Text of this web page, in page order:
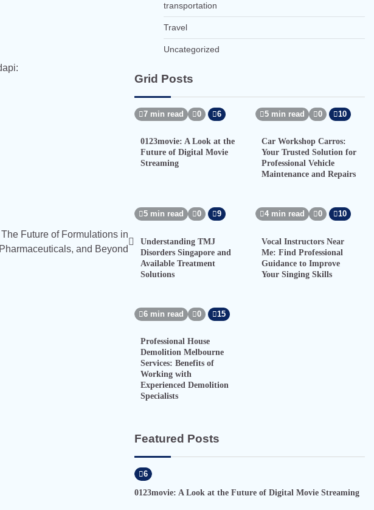
Future of Formulations in
and Beyond
transportation
Travel
Uncategorized
Grid Posts
7 min read 0 6
0123movie: A Look at the
Future of Digital Movie
Streaming
5 min read 0 10
Car Workshop Carros:
Your Trusted Solution for
Professional Vehicle
Maintenance and Repairs
5 min read 0 9
Understanding TMJ
Disorders Singapore and
Available Treatment
Solutions
4 min read 0 10
Vocal Instructors Near
Me: Find Professional
Guidance to Improve
Your Singing Skills
6 min read 0 15
Professional House
Demolition Melbourne
Services: Benefits of
Working with
Experienced Demolition
Specialists
Featured Posts
6
0123movie: A Look at the Future of Digital Movie Streaming